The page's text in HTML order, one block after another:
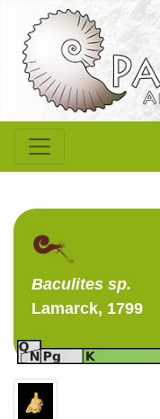
Baculites sp.
Lamarck, 1799